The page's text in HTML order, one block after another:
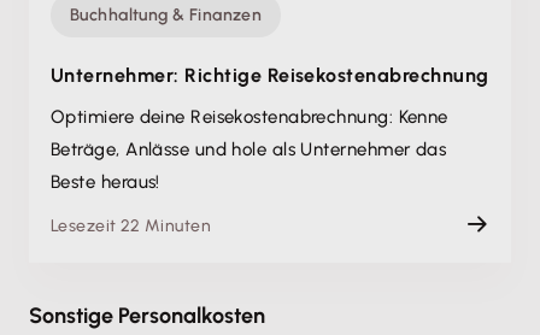
Buchhaltung & Finanzen
Unternehmer: Richtige Reisekosten­abrechnung
Optimiere deine Reisekosten­abrechnung: Kenne
Beträge, Anlässe und hole als Unternehmer das
Beste heraus!
Lesezeit 22 Minuten
Sonstige Personalkosten